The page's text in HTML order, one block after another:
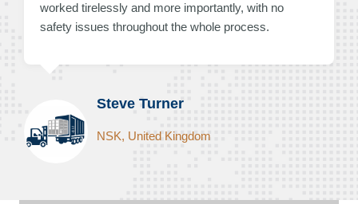
worked tirelessly and more importantly, with no
safety issues throughout the whole process.
Steve Turner
NSK, United Kingdom